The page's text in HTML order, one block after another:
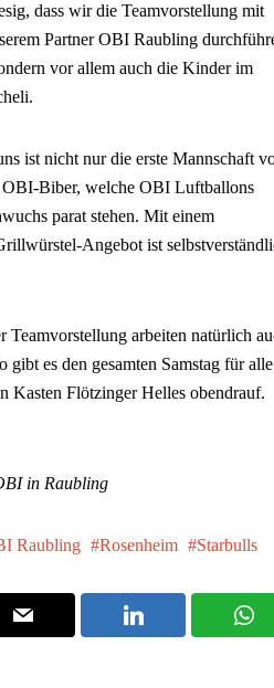
dass wir die Teamvorstellung mit
Partner OBI Raubling
vor allem auch die Kinder im
ist nicht nur die erste Mannschaft
OBI-Biber, welche OBI Luftballons
parat stehen. Mit einem
Angebot ist
Teamvorstellung arbeiten natürlich
gibt es den gesamten Samstag für alle
Kasten Flötzinger Helles obendrauf.
in Raubling
Raubling Rosenheim Starbulls